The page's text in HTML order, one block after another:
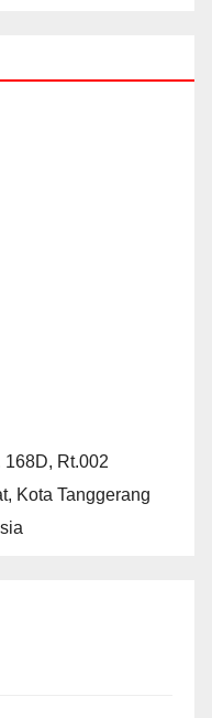
168D, Rt.002
Kota Tanggerang